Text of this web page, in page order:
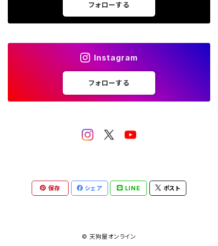
グッズ
フォローする
Instagram
フォローする
保存 シェア LINE ポスト
© 天狗屋オンライン